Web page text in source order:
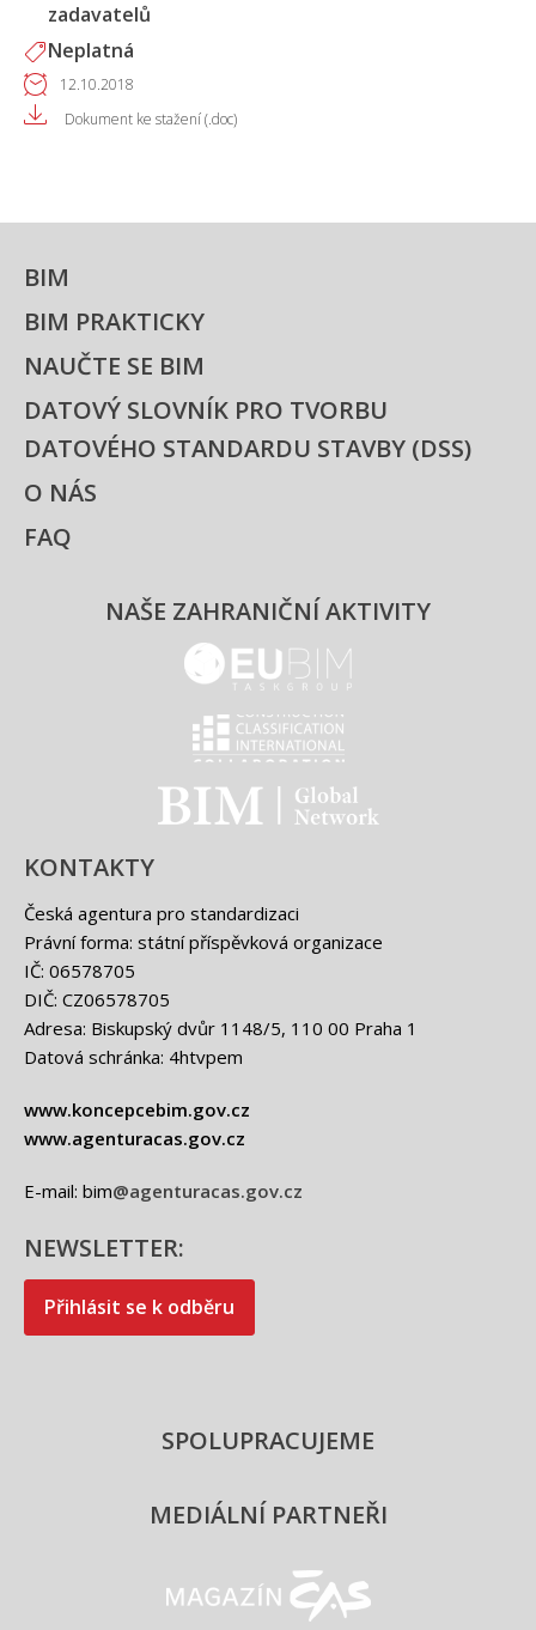
zadavatelů
Neplatná
12.10.2018
Dokument ke stažení (.doc)
KONTAKTY
Česká agentura pro standardizaci
Právní forma: státní příspěvková organizace
IČ: 06578705
DIČ: CZ06578705
Adresa: Biskupský dvůr 1148/5, 110 00 Praha 1
Datová schránka: 4htvpem
www.koncepcebim.gov.cz
www.agenturacas.gov.cz
E-mail: bim@agenturacas.gov.cz
NEWSLETTER:
Přihlásit se k odběru
BIM
BIM PRAKTICKY
NAUČTE SE BIM
DATOVÝ SLOVNÍK PRO TVORBU
DATOVÉHO STANDARDU STAVBY (DSS)
O NÁS
FAQ
NAŠE ZAHRANIČNÍ AKTIVITY
EUBIM - logo
Classification international -
BIM - logo
SPOLUPRACUJEME
MEDIÁLNÍ PARTNEŘI
Magazín ČAS - logo